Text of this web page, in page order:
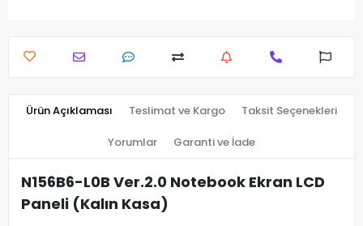
Ürün Açıklaması Teslimat ve Kargo Taksit Seçenekleri
Yorumlar Garanti ve İade
N156B6-L0B Ver.2.0 Notebook Ekran LCD
Paneli (Kalın Kasa)